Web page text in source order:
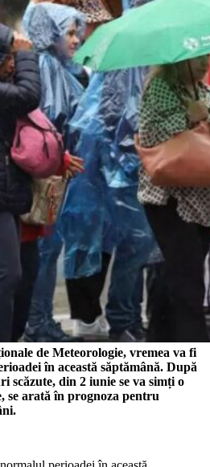
de Meteorologie, vremea va fi
în această săptămână. După
scăzute, din 2 iunie se va simți o
se arată în prognoza pentru